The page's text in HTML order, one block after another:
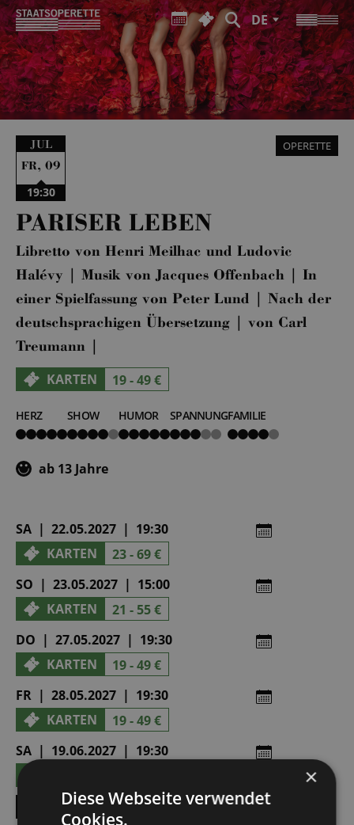
DE
JUL
FR, 09
19:30
OPERETTE
PARISER LEBEN
Libretto von Henri Meilhac und Ludovic
Halévy | Musik von Jacques Offenbach | In
einer Spielfassung von Peter Lund | Nach der
deutschsprachigen Übersetzung | von Carl
Treumann |
KARTEN 19 - 49 €
HERZ
5
von
SHOW
4
von
HUMOR
5
von
SPANNUNG
3
von
FAMILIE
4
von
ab 13 Jahre
SA | 22.05.2027 | 19:30
KARTEN
23 - 69 €
SO | 23.05.2027 | 15:00
KARTEN
21 - 55 €
DO | 27.05.2027 | 19:30
KARTEN
19 - 49 €
FR | 28.05.2027 | 19:30
KARTEN
19 - 49 €
SA | 19.06.2027 | 19:30
ALLE TERMINE ANZEIGEN
×
Diese Webseite verwendet
Cookies.